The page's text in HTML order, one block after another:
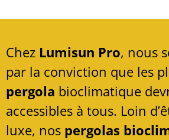
Chez Lumisun Pro, nous
par la conviction que les
pergola bioclimatique
accessibles à tous. Loin
luxe, nos pergolas